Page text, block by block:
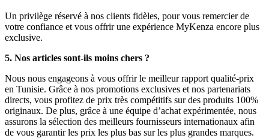
Un privilège réservé à nos clients fidèles, pour vous remercier de
votre confiance et vous offrir une expérience MyKenza encore plus
exclusive.
5. Nos articles sont-ils moins chers ?
Nous nous engageons à vous offrir le meilleur rapport qualité-prix
en Tunisie. Grâce à nos promotions exclusives et nos partenariats
directs, vous profitez de prix très compétitifs sur des produits 100%
originaux. De plus, grâce à une équipe d’achat expérimentée, nous
assurons la sélection des meilleurs fournisseurs internationaux afin
de vous garantir les prix les plus bas sur les plus grandes marques.